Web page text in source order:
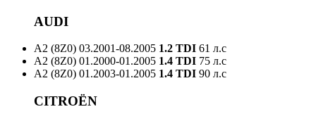
AUDI
A2 (8Z0) 03.2001-08.2005 1.2 TDI 61 л.с
A2 (8Z0) 01.2000-01.2005 1.4 TDI 75 л.с
A2 (8Z0) 01.2003-01.2005 1.4 TDI 90 л.с
CITROËN